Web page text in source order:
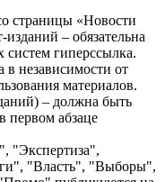
страницы «Новости
– обязательна
систем гиперссылка.
независимости от
материалов.
– должна быть
первом абзаце
"Экспертиза",
"Власть", "Выборы",